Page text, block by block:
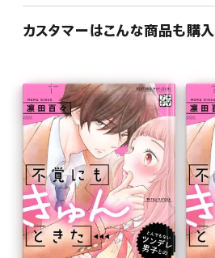
カスタマーはこんな商品も購入